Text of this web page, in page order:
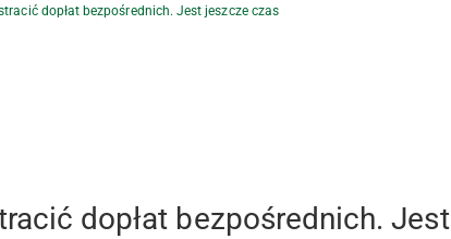
dopłat bezpośrednich. Jest jeszcze czas
dopłat bezpośrednich. Jest